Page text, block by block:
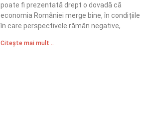
poate fi prezentată drept o dovadă că
economia României merge bine, în condițiile
în care perspectivele rămân negative,
Citește mai mult ..